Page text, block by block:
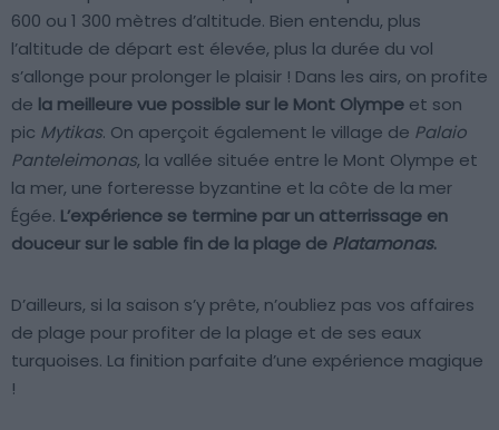
600 ou 1 300 mètres d’altitude. Bien entendu, plus
l’altitude de départ est élevée, plus la durée du vol
s’allonge pour prolonger le plaisir ! Dans les airs, on profite
de la meilleure vue possible sur le Mont Olympe et son
pic Mytikas. On aperçoit également le village de Palaio
Panteleimonas, la vallée située entre le Mont Olympe et
la mer, une forteresse byzantine et la côte de la mer
Égée. L’expérience se termine par un atterrissage en
douceur sur le sable fin de la plage de Platamonas.
D’ailleurs, si la saison s’y prête, n’oubliez pas vos affaires
de plage pour profiter de la plage et de ses eaux
turquoises. La finition parfaite d’une expérience magique
!